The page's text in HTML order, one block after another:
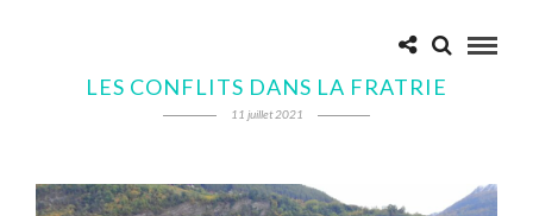
LES CONFLITS DANS LA FRATRIE
11 juillet 2021